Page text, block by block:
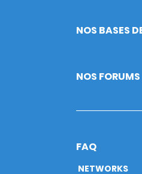
NOS BASES
NOS FORUMS
FAQ
NETWORKS